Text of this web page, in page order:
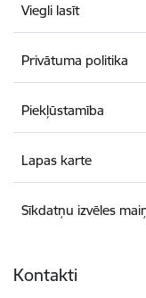
Viegli lasīt
Privātuma politika
Piekļūstamība
Lapas karte
Sīkdatņu izvēles
Kontakti